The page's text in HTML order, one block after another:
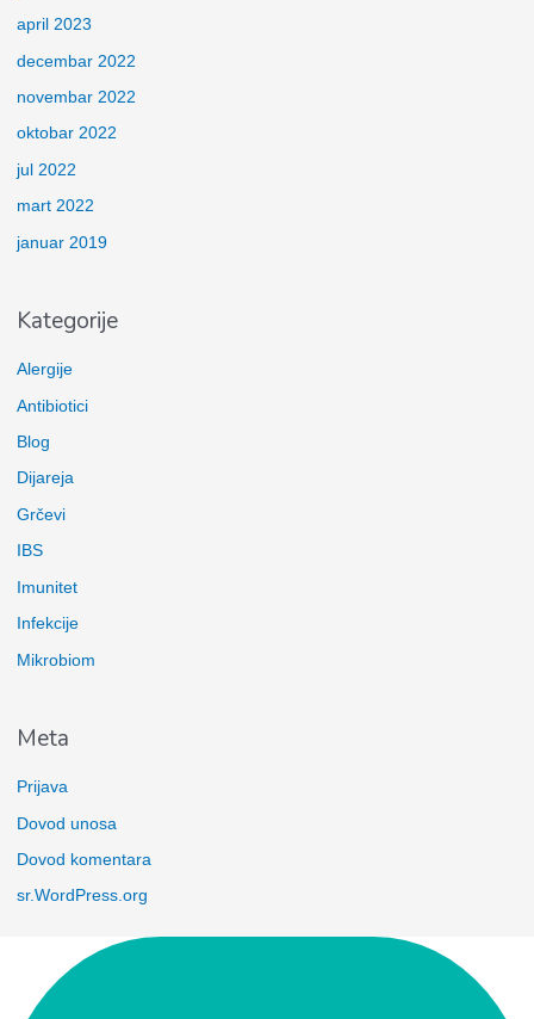
april 2023
decembar 2022
novembar 2022
oktobar 2022
jul 2022
mart 2022
januar 2019
Kategorije
Alergije
Antibiotici
Blog
Dijareja
Grčevi
IBS
Imunitet
Infekcije
Mikrobiom
Meta
Prijava
Dovod unosa
Dovod komentara
sr.WordPress.org